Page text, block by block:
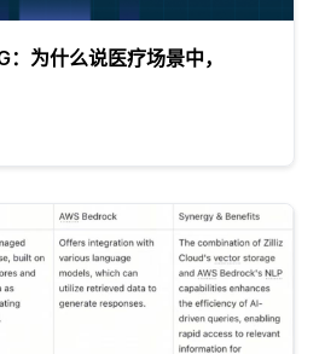
为什么说医疗场景中，